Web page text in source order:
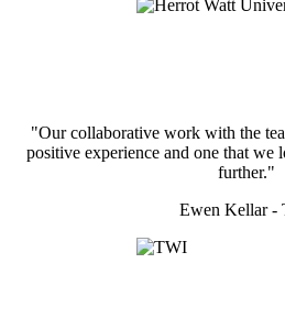
"Our collaborative work with the
positive experience and one that
further."
Ewen Kellar -